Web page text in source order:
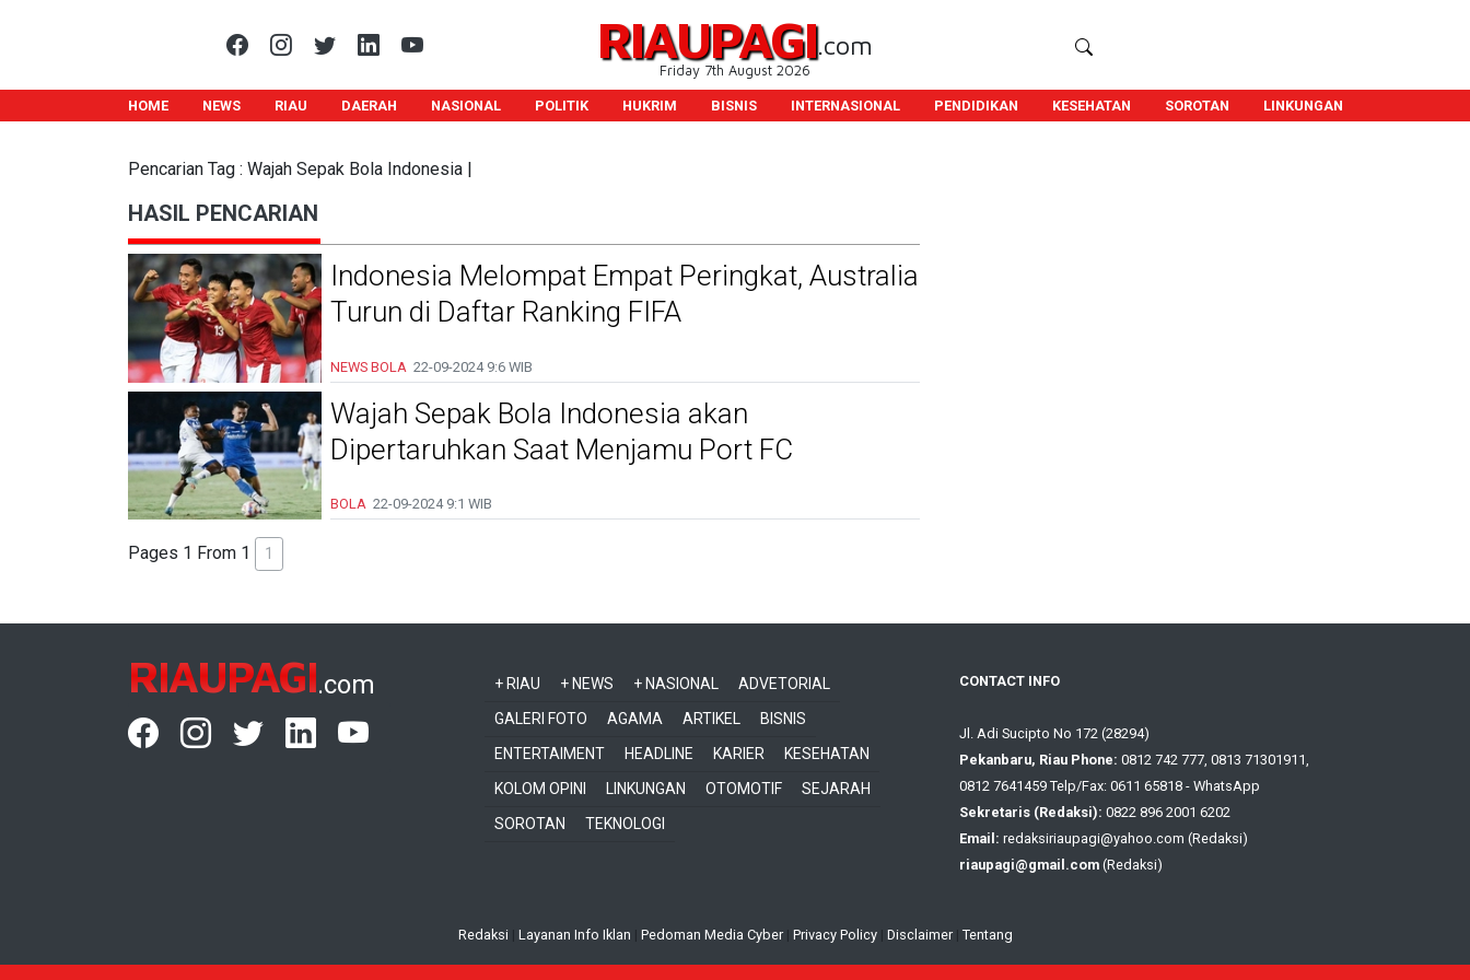
RIAUPAGI.com
Friday 7th August 2026
HOME NEWS RIAU DAERAH NASIONAL POLITIK HUKRIM BISNIS INTERNASIONAL PENDIDIKAN KESEHATAN SOROTAN LINKUNGAN
Pencarian Tag : Wajah Sepak Bola Indonesia |
HASIL PENCARIAN
Indonesia Melompat Empat Peringkat, Australia
Turun di Daftar Ranking FIFA
NEWS BOLA 22-09-20249:6 WIB
Wajah Sepak Bola Indonesia akan
Dipertaruhkan Saat Menjamu Port FC
BOLA 22-09-20249:1 WIB
Pages 1 From 1 1
RIAUPAGI.com + RIAU + NEWS + NASIONAL
ADVETORIAL
GALERI FOTO
AGAMA ARTIKEL
BISNIS
ENTERTAIMENT
HEADLINE KARIER
KESEHATAN
KOLOM OPINI
LINKUNGAN OTOMOTIF
SEJARAH
SOROTAN
TEKNOLOGI
CONTACT INFO
Jl. Adi Sucipto No 172 (28294)
Pekanbaru, Riau Phone: 0812 742 777, 0813 71301911,
0812 7641459 Telp/Fax: 0611 65818 - WhatsApp
Sekretaris (Redaksi): 0822 896 2001 6202
Email: redaksiriaupagi@yahoo.com (Redaksi)
riaupagi@gmail.com (Redaksi)
Redaksi Layanan Info Iklan Pedoman Media Cyber| Privacy Policy| Disclaimer| Tentang